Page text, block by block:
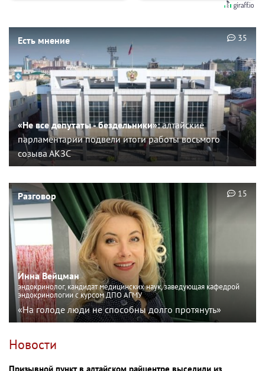
Есть мнение
«Не все депутаты - бездельники»:алтайские
парламентарии подвели итоги работы восьмого
созыва АКЗС
35
Разговор
Инна Вейцман
эндокринолог, кандидат медицинских наук, заведующая кафедрой
эндокринологии с курсом ДПО АГМУ
«На голоде люди не способны долго протянуть»
15
Новости
Призывной пункт в алтайском райцентре выселили из